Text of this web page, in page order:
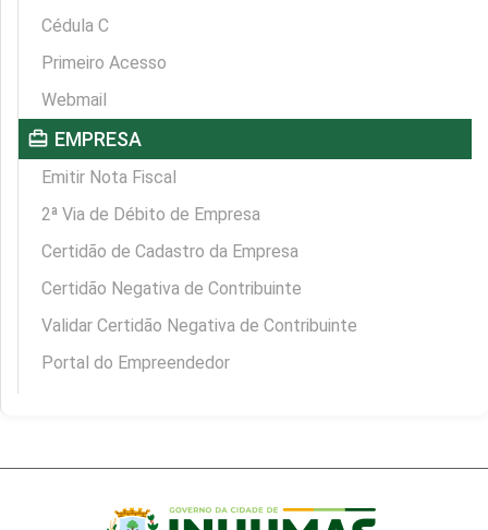
Cédula C
Primeiro Acesso
Webmail
card_travel EMPRESA
Emitir Nota Fiscal
2ª Via de Débito de Empresa
Certidão de Cadastro da Empresa
Certidão Negativa de Contribuinte
Validar Certidão Negativa de Contribuinte
Portal do Empreendedor